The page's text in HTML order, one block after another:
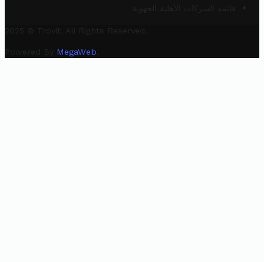
قائمة الشركات الأهلية الجهوية
2025 © Trovit. All Rights Reserved.
Powered By MegaWeb